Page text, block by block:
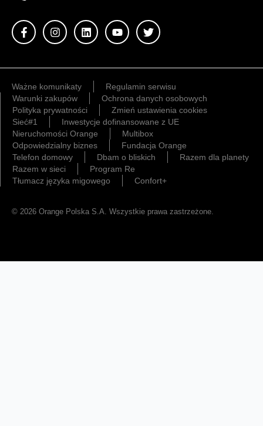
Ważne komunikaty
Regulamin serwisu
Warunki zakupów
Ochrona danych osobowych
Polityka prywatności
Zmień ustawienia cookies
Sieć#1
Inwestycje dofinansowane z UE
Nieruchomości Orange
Multibox
Odpowiedzialny biznes
Fundacja Orange
Telefon domowy
Dbam o bliskich
Razem dla planety
Razem w sieci
Program Re
Tłumacz języka migowego
Confort+
© 2026 Orange Polska S.A. Wszystkie prawa zastrzeżone.